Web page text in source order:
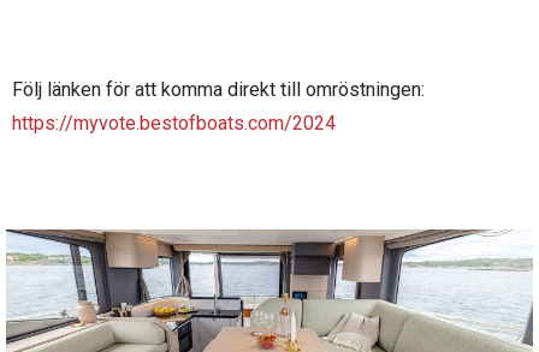
Följ länken för att komma direkt till omröstningen:
https://myvote.bestofboats.com/2024